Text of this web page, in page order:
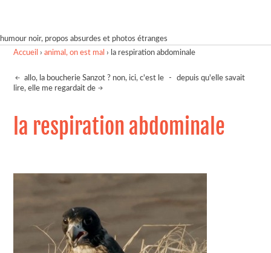
humour noir, propos absurdes et photos étranges
Accueil ›animal, on est mal › la respiration abdominale
allo, la boucherie Sanzot ? non, ici, c'est le -
depuis qu'elle savait
lire, elle me regardait de
la respiration abdominale